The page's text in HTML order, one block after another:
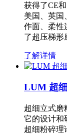
获得了CE
美国、英国
作面、柔性
了超压梯
了解详情
LUM 超
超细立式磨
它的设计和
超细粉碎理